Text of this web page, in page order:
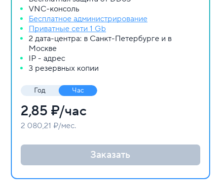
VNC-консоль
Бесплатное администрирование
Приватные сети 1 Gb
2 дата-центра: в Санкт-Петербурге и в
Москве
IP - адрес
3 резервных копии
Год Час
2,85 ₽/час
2 080,21 ₽/мес.
Заказать